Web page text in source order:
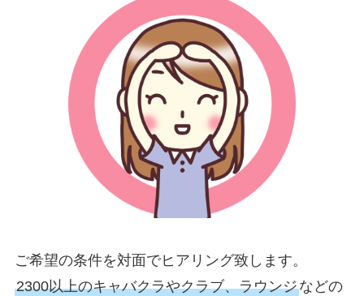
ご希望の条件を対面でヒアリング致します。
2300以上のキャバクラやクラブ、ラウンジなどの